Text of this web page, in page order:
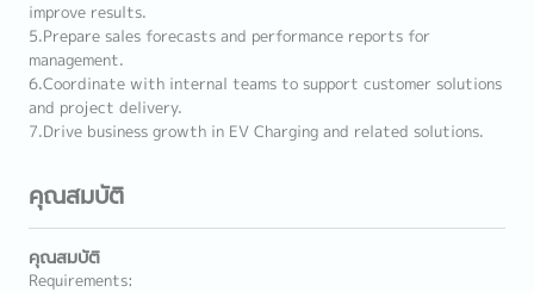
improve results.
5.Prepare sales forecasts and performance reports for
management.
6.Coordinate with internal teams to support customer solutions
and project delivery.
7.Drive business growth in EV Charging and related solutions.
คุณสมบัติ
คุณสมบัติ
Requirements: